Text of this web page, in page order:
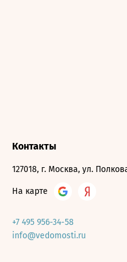
Контакты
127018, г. Москва, ул.
На карте
+7 495 956-34-58
info@vedomosti.ru